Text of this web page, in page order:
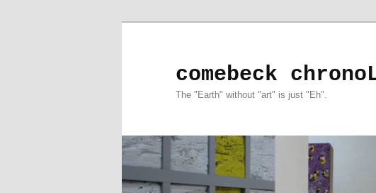
comebeck
The "Earth" without "art" is just "Eh".